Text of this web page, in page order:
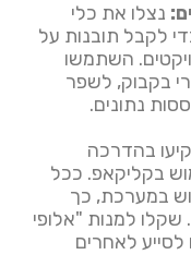
נצלו את כלי
לקבל תובנות על
השתמשו
בקבוק, לשפר
נתונים.
בהדרכה
בקליקאפ. ככל
במערכת, כך
שקלו למנות "אלופי
לאחרים